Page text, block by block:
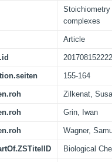
Stoichiometry
complexes
Article
155-164
Zilkenat,
Grin, Iwan
Wagner,
Biological